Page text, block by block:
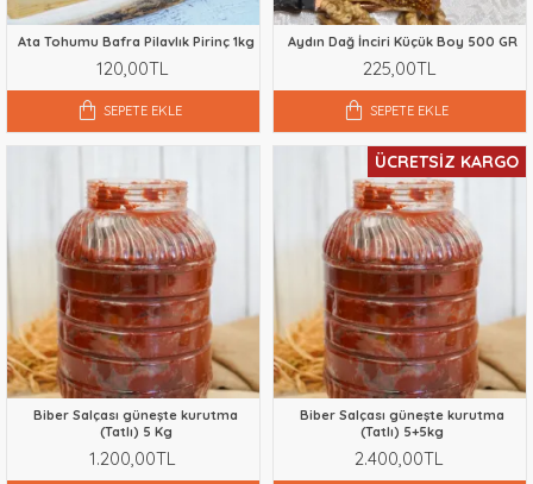
Ata Tohumu Bafra Pilavlık Pirinç 1kg
120,00TL
SEPETE EKLE
Aydın Dağ İnciri Küçük Boy 500 GR
225,00TL
SEPETE EKLE
Biber Salçası güneşte kurutma
(Tatlı) 5 Kg
1.200,00TL
ÜCRETSIZ KARGO
Biber Salçası güneşte kurutma
(Tatlı) 5+5kg
2.400,00TL